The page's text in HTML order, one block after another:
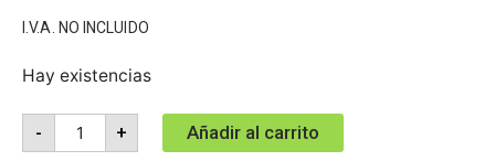
I.V.A. NO INCLUIDO
Hay existencias
- + Añadir al carrito